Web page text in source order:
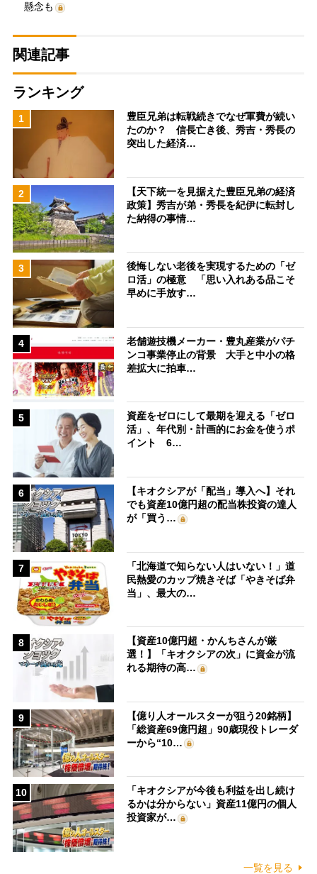
懸念も
関連記事
ランキング
1
豊臣兄弟は転戦続きでなぜ軍費が続い
たのか？ 信長亡き後、秀吉・秀長の
突出した経済…
2
【天下統一を見据えた豊臣兄弟の経済
政策】秀吉が弟・秀長を紀伊に転封し
た納得の事情…
3
後悔しない老後を実現するための「ゼ
ロ活」の極意 「思い入れある品こそ
早めに手放す…
4
老舗遊技機メーカー・豊丸産業がパチ
ンコ事業停止の背景 大手と中小の格
差拡大に拍車…
5
資産をゼロにして最期を迎える「ゼロ
活」、年代別・計画的にお金を使うポ
イント 6…
6
【キオクシアが「配当」導入へ】それ
でも資産10億円超の配当株投資の達人
が「買う…
7
「北海道で知らない人はいない！」道
民熱愛のカップ焼きそば「やきそば弁
当」、最大の…
8
【資産10億円超・かんちさんが厳
選！】「キオクシアの次」に資金が流
れる期待の高…
9
【億り人オールスターが狙う20銘柄】
「総資産69億円超」90歳現役トレーダ
ーから“10…
10
「キオクシアが今後も利益を出し続け
るかは分からない」資産11億円の個人
投資家が…
一覧を見る